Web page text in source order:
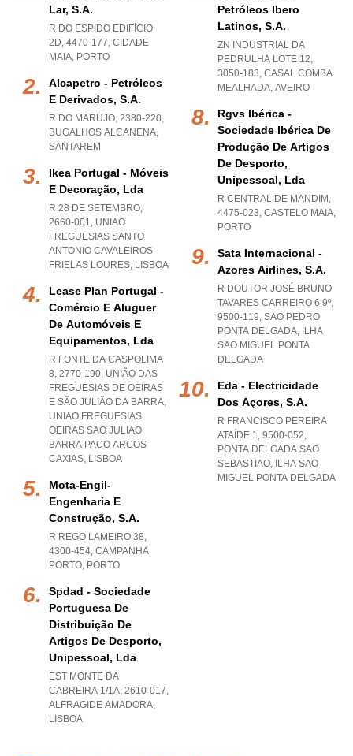
Lar, S.a.
R DO ESPIDO EDIFÍCIO
2D, 4470-177, CIDADE
MAIA, PORTO
Alcapetro - Petróleos
E Derivados, S.a.
R DO MARUJO, 2380-220,
BUGALHOS ALCANENA,
SANTAREM
Ikea Portugal - Móveis
E Decoração, Lda
R 28 DE SETEMBRO,
2660-001, UNIAO
FREGUESIAS SANTO
ANTONIO CAVALEIROS
FRIELAS LOURES, LISBOA
Lease Plan Portugal -
Comércio E Aluguer
De Automóveis E
Equipamentos, Lda
R FONTE DA CASPOLIMA
8, 2770-190, UNIÃO DAS
FREGUESIAS DE OEIRAS
E SÃO JULIÃO DA BARRA,
UNIAO FREGUESIAS
OEIRAS SAO JULIAO
BARRA PACO ARCOS
CAXIAS, LISBOA
Mota-Engil-
Engenharia E
Construção, S.a.
R REGO LAMEIRO 38,
4300-454, CAMPANHA
PORTO, PORTO
Spdad - Sociedade
Portuguesa De
Distribuição De
Artigos De Desporto,
Unipessoal, Lda
EST MONTE DA
CABREIRA 1/1A, 2610-017,
ALFRAGIDE AMADORA,
LISBOA
Petróleos Ibero
Latinos, S.a.
ZN INDUSTRIAL DA
PEDRULHA LOTE 12,
3050-183, CASAL COMBA
MEALHADA, AVEIRO
Rgvs Ibérica -
Sociedade Ibérica De
Produção De Artigos
De Desporto,
Unipessoal, Lda
R CENTRAL DE MANDIM,
4475-023, CASTELO MAIA,
PORTO
Sata Internacional -
Azores Airlines, S.a.
R DOUTOR JOSÉ BRUNO
TAVARES CARREIRO 6 9º,
9500-119, SAO PEDRO
PONTA DELGADA, ILHA
SAO MIGUEL PONTA
DELGADA
Eda - Electricidade
Dos Açores, S.a.
R FRANCISCO PEREIRA
ATAÍDE 1, 9500-052,
PONTA DELGADA SAO
SEBASTIAO, ILHA SAO
MIGUEL PONTA DELGADA